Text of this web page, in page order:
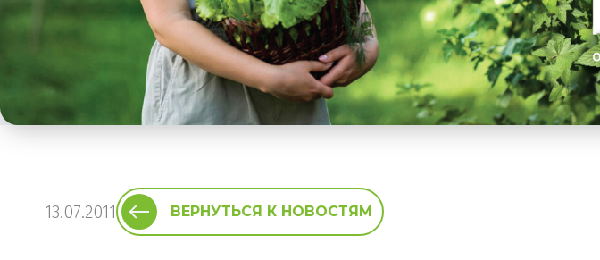
13.07.2011 ВЕРНУТЬСЯ К НОВОСТЯМ